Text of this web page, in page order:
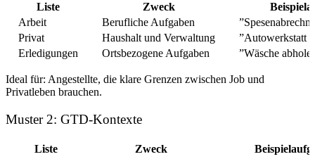
Liste Zweck
Arbeit
Berufliche Aufgaben
Privat
Haushalt und Verwaltung
”Autowerkstatt
Erledigungen
Ortsbezogene Aufgaben ”Wäsche
Ideal für: Angestellte, die klare Grenzen zwischen Job und
Privatleben brauchen.
Muster 2: GTD-Kontexte
Liste Zweck